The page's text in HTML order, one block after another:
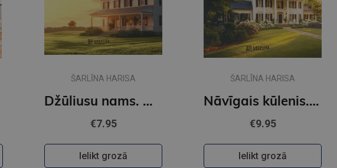
ŠARLĪNA HARISA
Džūliusu nams. Auroras Tīgārdenas mistērijas
€7.95
Ielikt grozā
ŠARLĪNA HARISA
Nāvīgais kūlenis. Auroras Tīgārdenas mistērijas
€9.95
Ielikt grozā